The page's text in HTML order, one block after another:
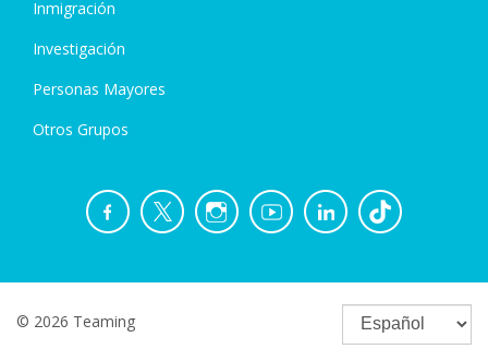
Inmigración
Investigación
Personas Mayores
Otros Grupos
© 2026 Teaming